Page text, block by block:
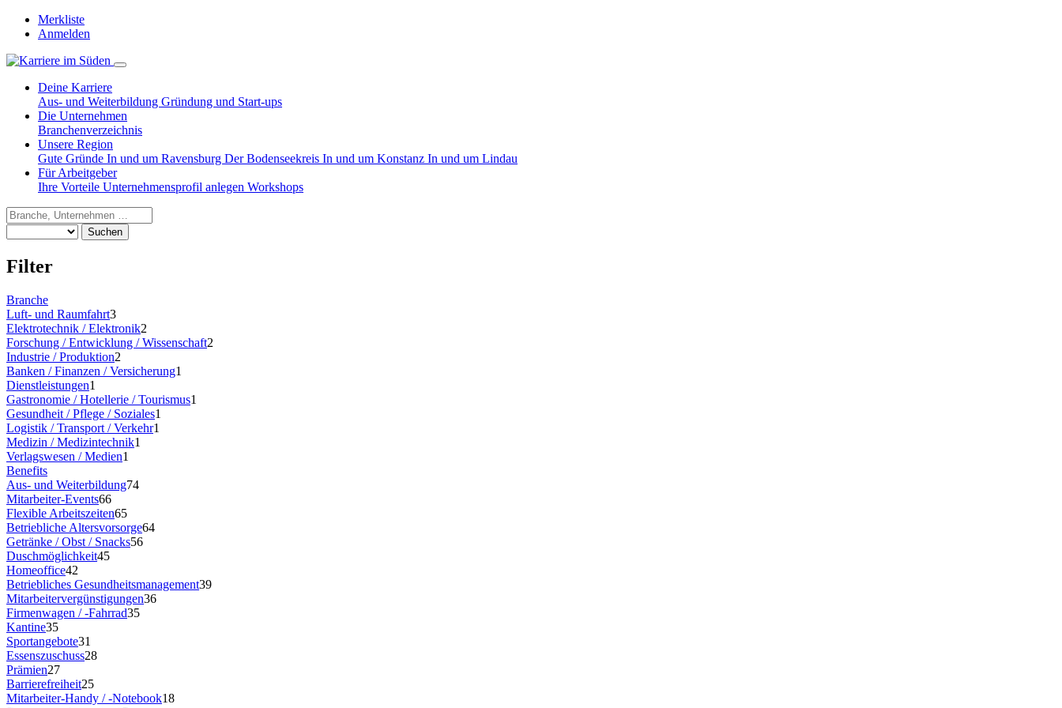
Merkliste
Anmelden
Deine Karriere
Aus- und Weiterbildung Gründung und Start-ups
Die Unternehmen
Branchenverzeichnis
Unsere Region
Gute Gründe In und um Ravensburg Der Bodenseekreis In und um Konstanz In und um Lindau
Für Arbeitgeber
Ihre Vorteile Unternehmensprofil anlegen Workshops
Suchen
Filter
Branche
Luft- und Raumfahrt3
Elektrotechnik / Elektronik2
Forschung / Entwicklung / Wissenschaft2
Industrie / Produktion2
Banken / Finanzen / Versicherung1
Dienstleistungen1
Gastronomie / Hotellerie / Tourismus1
Gesundheit / Pflege / Soziales1
Logistik / Transport / Verkehr1
Medizin / Medizintechnik1
Verlagswesen / Medien1
Benefits
Aus- und Weiterbildung74
Mitarbeiter-Events66
Flexible Arbeitszeiten65
Betriebliche Altersvorsorge64
Getränke / Obst / Snacks56
Duschmöglichkeit45
Homeoffice42
Betriebliches Gesundheitsmanagement39
Mitarbeitervergünstigungen36
Firmenwagen / -Fahrrad35
Kantine35
Sportangebote31
Essenszuschuss28
Prämien27
Barrierefreiheit25
Mitarbeiter-Handy / -Notebook18